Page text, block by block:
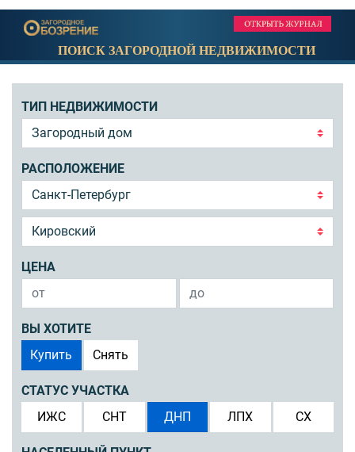
ПОИСК ЗАГОРОДНОЙ НЕДВИЖИМОСТИ
ТИП НЕДВИЖИМОСТИ
РАСПОЛОЖЕНИЕ
ЦЕНА
ВЫ ХОТИТЕ
Купить
Снять
СТАТУС УЧАСТКА
ИЖС
СНТ ДНП ЛПХ СХ